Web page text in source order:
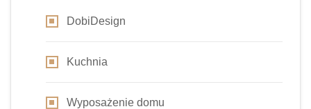
DobiDesign
Kuchnia
Wyposażenie domu